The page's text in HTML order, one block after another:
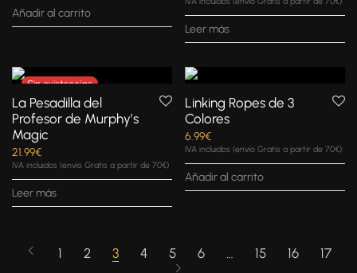
Añadir al carrito
Leer más
La Pesadilla del
Profesor de Murphy’s
Magic
21.99€
IVA incluidos (envío Gratis a partir de 70€)
Leer más
Linking Ropes de 3
Colores
6.99€
IVA incluidos (envío Gratis a partir de 70€)
Añadir al carrito
1 2 3 4 5 6 … 15 16 17